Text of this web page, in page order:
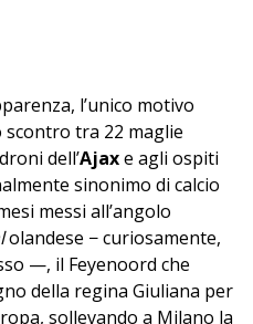
l’unico motivo
scontro tra 22 maglie
dell’Ajaxe agli ospiti
sinonimo di calcio
messi all’angolo
olandese − curiosamente,
—, il Feyenoord che
della regina Giuliana per
sollevando a Milano la